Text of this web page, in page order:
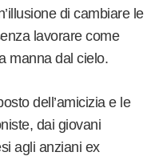
di cambiare le
lavorare come
manna dal cielo.
dell’amicizia e le
dai giovani
agli anziani ex